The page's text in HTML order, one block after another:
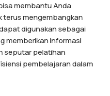
membantu Anda
terus mengembangkan
digunakan sebagai
memberikan informasi
seputar pelatihan
pembelajaran dalam